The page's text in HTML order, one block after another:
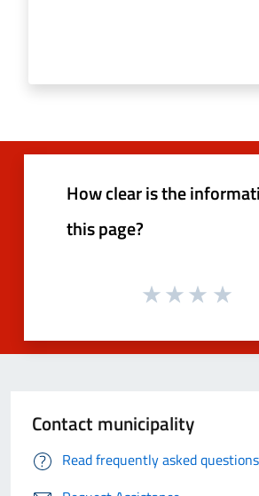
How clear is the
this page?
Contact municipality
Read frequently asked questions